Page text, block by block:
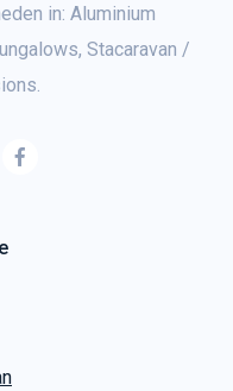
in: Aluminium
Stacaravan /